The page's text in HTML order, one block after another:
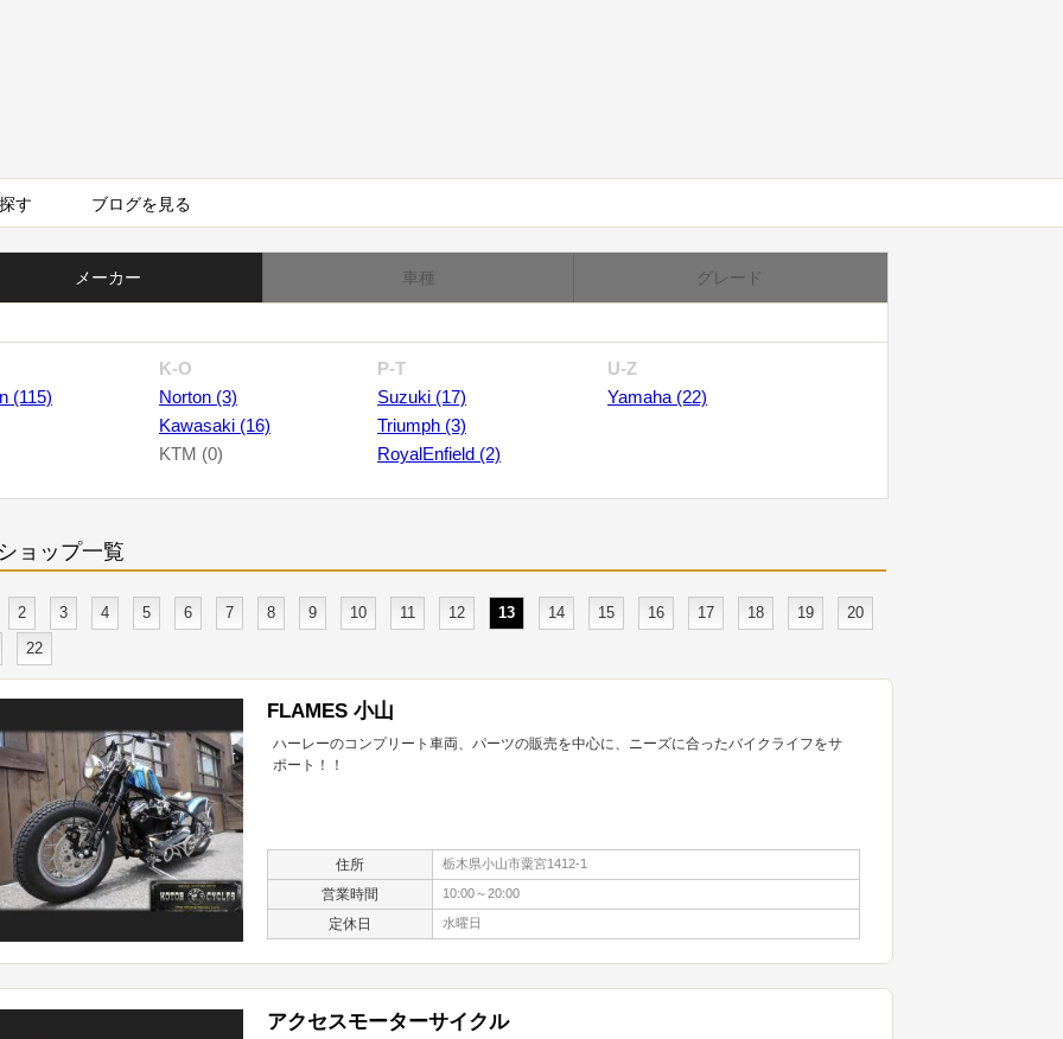
す ブログを見る
メーカー 車種 グレード
(115)
K-O
Norton (3)
Kawasaki (16)
KTM (0)
P-T
Suzuki (17)
Triumph (3)
RoyalEnfield (2)
U-Z
Yamaha (22)
ショップ一覧
2 3 4 5 6 7 8 9 10 11 12 13 14 15 16 17 18 19
20
22
FLAMES 小山
ハーレーのコンプリート車両、パーツの販売を中心に、ニーズに合ったバイクライフをサ
ポート！！
住所 栃木県小山市粟宮1412-1
営業時間 10:00～20:00
定休日 水曜日
アクセスモーターサイクル